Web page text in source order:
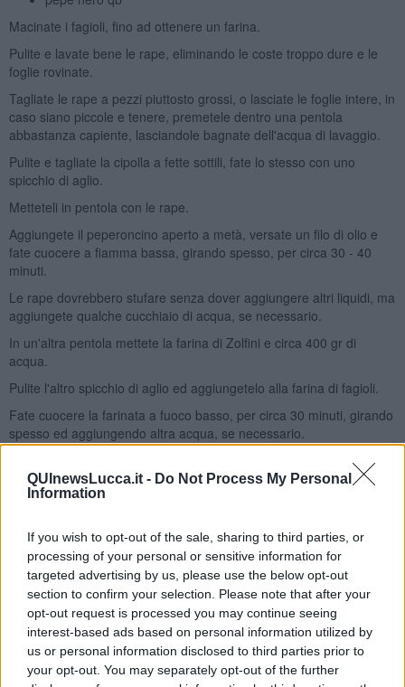
QUInewsLucca.it - Do Not Process My Personal
Information
If you wish to opt-out of the sale, sharing to third parties, or
processing of your personal or sensitive information for
targeted advertising by us, please use the below opt-out
section to confirm your selection. Please note that after your
opt-out request is processed you may continue seeing
interest-based ads based on personal information utilized by
us or personal information disclosed to third parties prior to
your opt-out. You may separately opt-out of the further
Macinate i fagioli, fino ad ottenere un farina.
Pulite e lavate bene le rape, eliminando le coste troppo dure e le
foglie rovinate.
Tagliate le rape a pezzi piuttosto grossi, o lasciate le foglie intere, in
caso siano piccole e tenere, premetele dentro una pentola
abbastanza capiente, lasciandole bagnate dell'acqua di lavaggio.
Pulite e tagliate la cipolla a fette sottili, fate lo stesso con uno
spicchio di aglio.
Metteteli in pentola con le rape.
Aggiungete il peperoncino aperto a metà, versate un filo di olio e
fate cuocere a fiamma bassa, girando spesso, per circa 30 - 40
minuti.
Le rape dovrebbero stufare senza dover aggiungere altri liquidi, ma
aggiungete qualche cucchiaio di acqua, se necessario.
In un'altra pentola mettete la farina di Zolfini e circa 400 gr di
acqua.
Pulite l'altro spicchio di aglio ed aggiungetelo alla farina di fagioli.
Fate cuocere la farinata a fuoco basso, per circa 30 minuti, girando
spesso ed aggiungendo altra acqua, se necessario.
A fine cottura, salate leggermente sia le rape che i fagioli, facendo
attenzione alla naturale sapidità dei due alimenti.
Servite la passata di fagioli in un piatto fondo, aggiungendo al
centro un turbante di rape stufate.
Spolverate con pepe nero e versate un filo di olio.
Servite come piatto unico, se volete accompagnando con un
crostone di pane grigliato.
Seguimi su http://peudepiment.blogspot.com